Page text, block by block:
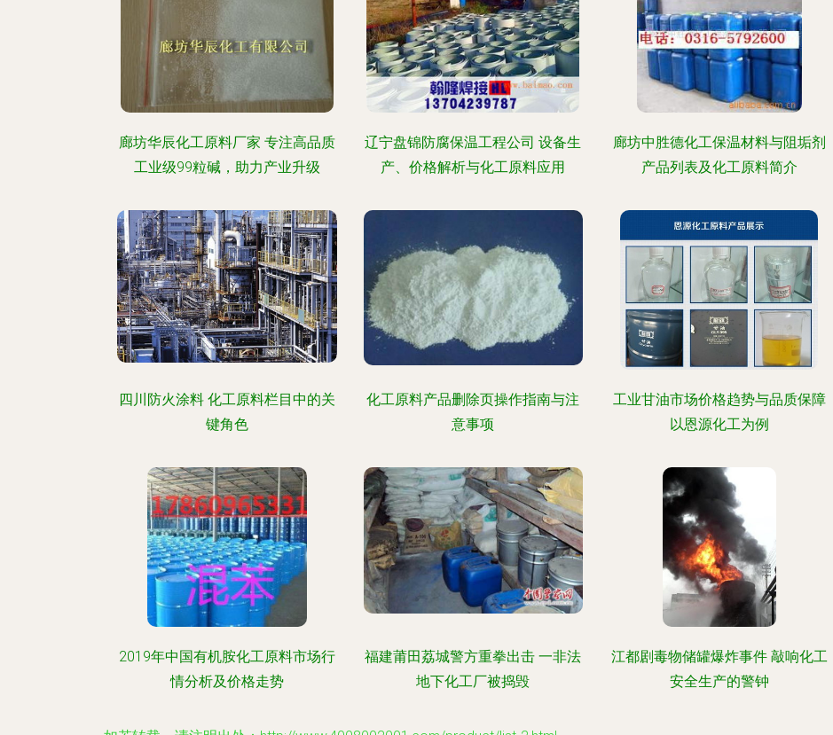
廊坊华辰化工原料厂家 专注高品质
工业级99粒碱，助力产业升级
辽宁盘锦防腐保温工程公司 设备生
产、价格解析与化工原料应用
廊坊中胜德化工保温材料与阻垢剂
产品列表及化工原料简介
四川防火涂料 化工原料栏目中的关
键角色
化工原料产品删除页操作指南与注
意事项
工业甘油市场价格趋势与品质保障
以恩源化工为例
2019年中国有机胺化工原料市场行
情分析及价格走势
福建莆田荔城警方重拳出击 一非法
地下化工厂被捣毁
江都剧毒物储罐爆炸事件 敲响化工
安全生产的警钟